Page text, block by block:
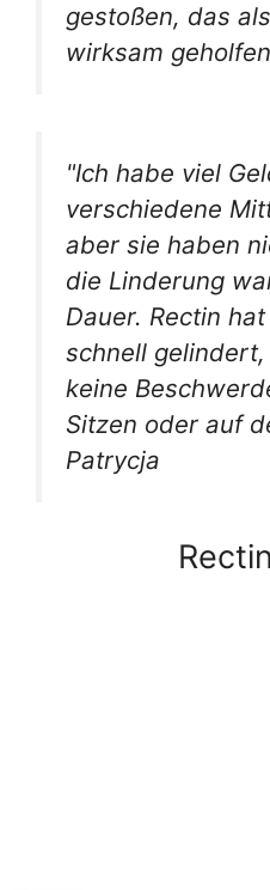
gestoßen, das
wirksam
"Ich habe viel
verschiedene
aber sie haben
die Linderung
Dauer. Rectin
schnell
keine
Sitzen oder auf
Patrycja